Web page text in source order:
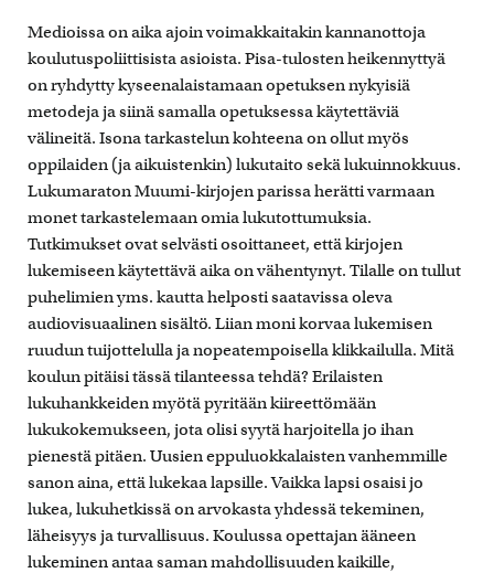
Medioissa on aika ajoin voimakkaitakin kannanottoja
koulutuspoliittisista asioista. Pisa-tulosten heikennyttyä
on ryhdytty kyseenalaistamaan opetuksen nykyisiä
metodeja ja siinä samalla opetuksessa käytettäviä
välineitä. Isona tarkastelun kohteena on ollut myös
oppilaiden (ja aikuistenkin) lukutaito sekä lukuinnokkuus.
Lukumaraton Muumi-kirjojen parissa herätti varmaan
monet tarkastelemaan omia lukutottumuksia.
Tutkimukset ovat selvästi osoittaneet, että kirjojen
lukemiseen käytettävä aika on vähentynyt. Tilalle on tullut
puhelimien yms. kautta helposti saatavissa oleva
audiovisuaalinen sisältö. Liian moni korvaa lukemisen
ruudun tuijottelulla ja nopeatempoisella klikkailulla. Mitä
koulun pitäisi tässä tilanteessa tehdä? Erilaisten
lukuhankkeiden myötä pyritään kiireettömään
lukukokemukseen, jota olisi syytä harjoitella jo ihan
pienestä pitäen. Uusien eppuluokkalaisten vanhemmille
sanon aina, että lukekaa lapsille. Vaikka lapsi osaisi jo
lukea, lukuhetkissä on arvokasta yhdessä tekeminen,
läheisyys ja turvallisuus. Koulussa opettajan ääneen
lukeminen antaa saman mahdollisuuden kaikille,